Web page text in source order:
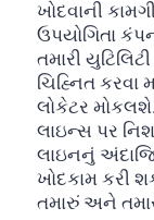
ખોદવાની
ઉપયોગિતા
તમારી
ચિહ્નિત કરવા
લોકેટર
લાઇન્સ પર
લાઇનનું
ખોદકામ કરી
તમારું અને